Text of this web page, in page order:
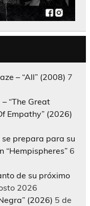
– “All” (2008) 7
“The Great
Empathy” (2026)
prepara para su
“Hempispheres” 6
de su próximo
2026
(2026) 5 de